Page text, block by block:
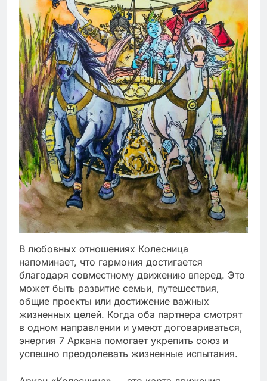
В любовных отношениях Колесница
напоминает, что гармония достигается
благодаря совместному движению вперед. Это
может быть развитие семьи, путешествия,
общие проекты или достижение важных
жизненных целей. Когда оба партнера смотрят
в одном направлении и умеют договариваться,
энергия 7 Аркана помогает укрепить союз и
успешно преодолевать жизненные испытания.